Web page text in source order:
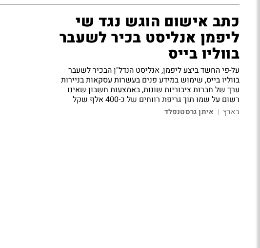
כתב אישום הוגש נגד שי
ליפמן אנליסט בכיר לשעבר
בווליו בייס
על-פי החשד ביצע ליפמן, אנליסט הנדל"ן הבכיר לשעבר
בווליו בייס, שימוש במידע פנים בעשרות עסקאות בניירות
ערך של חברות ציבוריות שונות, באמצעות חשבון שאינו
רשום על שמו תוך גריפת רווחים של כ-400 אלף שקל
בארץ | איתן גרסטנפלד